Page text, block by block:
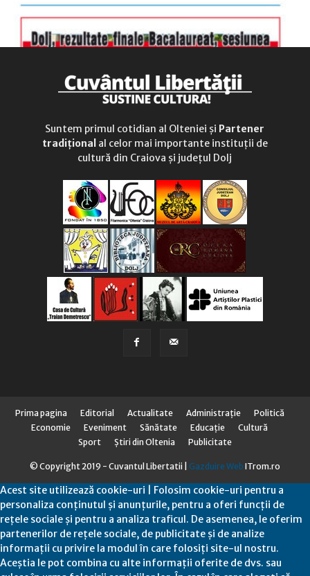
Suntem primul cotidian al Olteniei și Partener
tradițional al celor mai importante instituții de
cultură din Craiova și județul Dolj
Prima pagina Editorial Actualitate Administraţie
Politică
Economie
Eveniment Sănătate Educaţie
Cultură
Sport
Știri din Oltenia Publicitate
© Copyright 2019 - Cuvantul Libertatii | Gazduire Web ITrom.ro
Acest site utilizează cookie-uri | Folosim cookie-uri pentru a
personaliza conținutul și anunțurile, pentru a oferi funcții de
rețele sociale și pentru a analiza traficul. De asemenea, le oferim
partenerilor de rețele sociale, de publicitate și de analize
informații cu privire la modul în care folosiți site-ul nostru.
Aceștia le pot combina cu alte informații oferite de dvs. sau